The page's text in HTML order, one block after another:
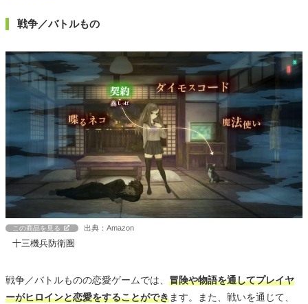
戦争／バトルもの
この商品を見る 出典：Amazon
十三機兵防衛圏
戦争／バトルものの恋愛ゲームでは、 冒険や物語を通してプレイヤ
ーがヒロインと恋愛をすることができます。また、戦いを通じて、